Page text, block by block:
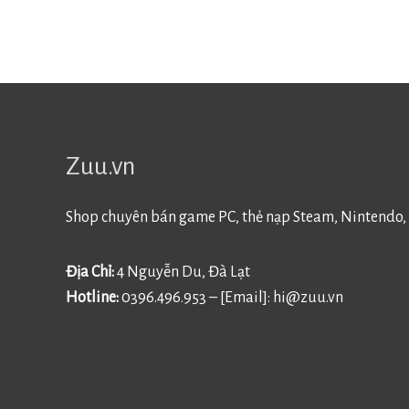
Zuu.vn
Shop chuyên bán game PC, thẻ nạp Steam,
Địa Chỉ:4 Nguyễn Du, Đà Lạt
Hotline:0396.496.953 – [Email]: hi@zuu.vn